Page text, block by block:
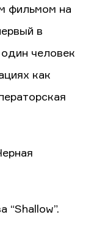
фильмом на
в
один человек
как
“Shallow”.